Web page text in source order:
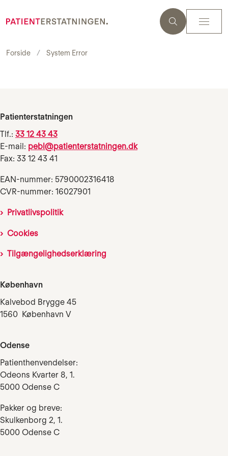
Forside System Error
Patienterstatningen
Tlf.: 33 12 43 43
E-mail: pebl@patienterstatningen.dk
Fax: 33 12 43 41
EAN-nummer: 5790002316418
CVR-nummer: 16027901
Privatlivspolitik
Cookies
Tilgængelighedserklæring
København
Kalvebod Brygge 45
1560 København V
Odense
Patienthenvendelser:
Odeons Kvarter 8, 1.
5000 Odense C
Pakker og breve:
Skulkenborg 2, 1.
5000 Odense C